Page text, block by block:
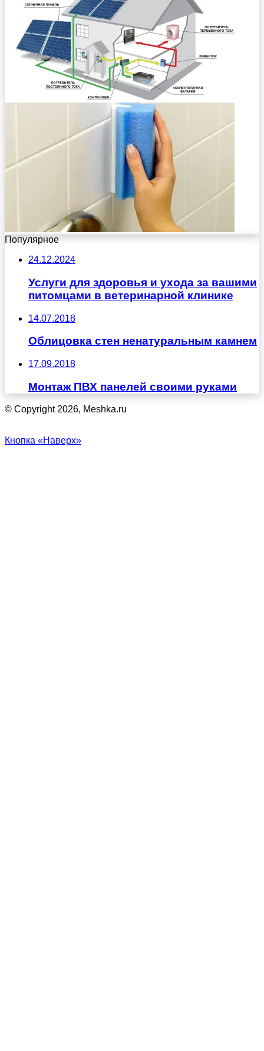
Популярное
24.12.2024
Услуги для здоровья и ухода за вашими
питомцами в ветеринарной клинике
14.07.2018
Облицовка стен ненатуральным камнем
17.09.2018
Монтаж ПВХ панелей своими руками
© Copyright 2026, Meshka.ru
Кнопка «Наверх»